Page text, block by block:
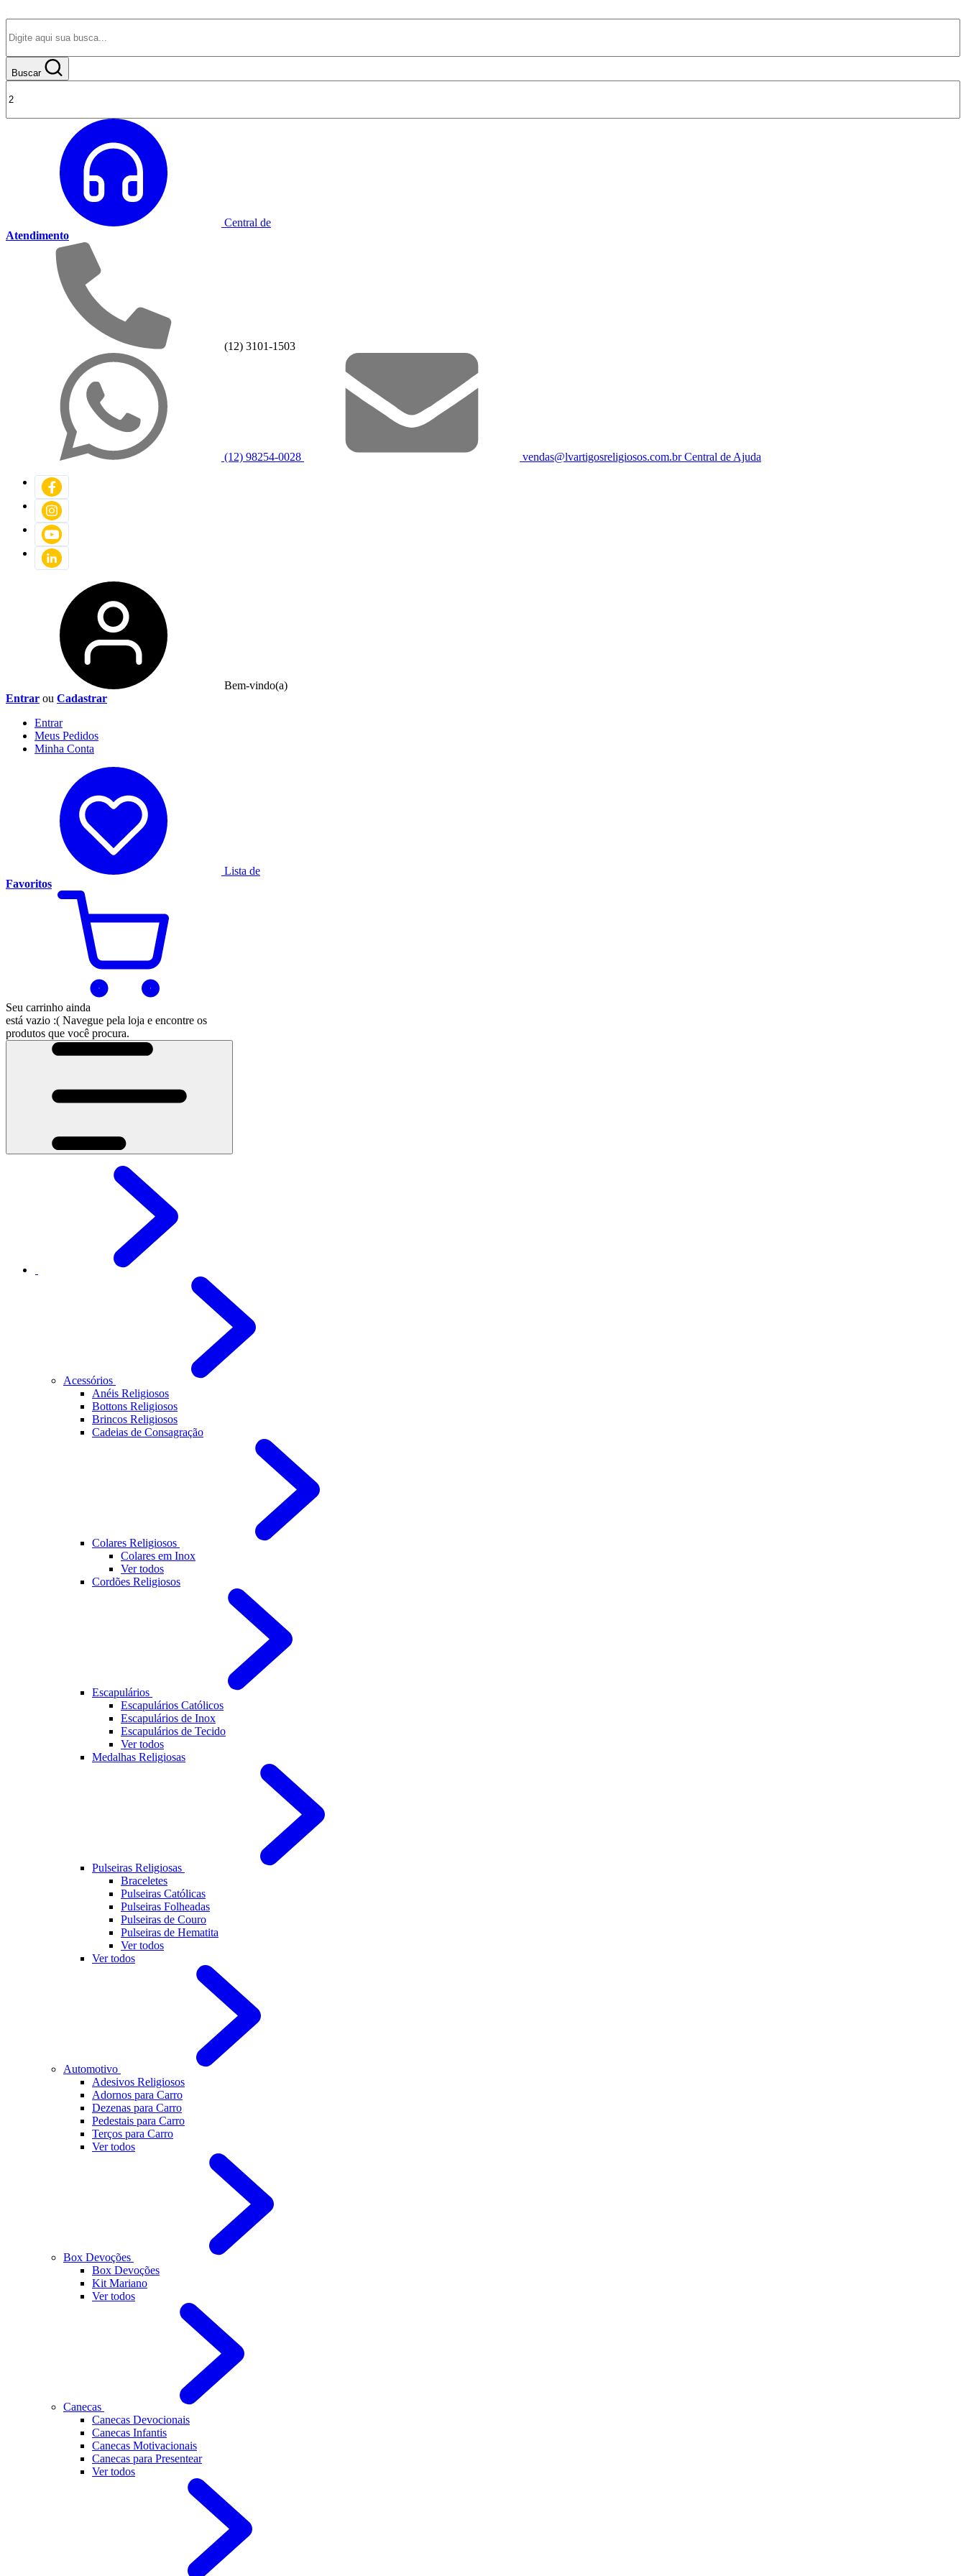
Buscar
Central de
Atendimento
(12) 3101-1503
(12) 98254-0028 vendas@lvartigosreligiosos.com.brCentral de Ajuda
Bem-vindo(a)
Entrar ou Cadastrar
Entrar
Meus Pedidos
Minha Conta
Lista de
Favoritos
Seu carrinho ainda
está vazio :( Navegue pela loja e encontre os
produtos que você procura.
Acessórios
Anéis Religiosos
Bottons Religiosos
Brincos Religiosos
Cadeias de Consagração
Colares Religiosos
Colares em Inox
Ver todos
Cordões Religiosos
Escapulários
Escapulários Católicos
Escapulários de Inox
Escapulários de Tecido
Ver todos
Medalhas Religiosas
Pulseiras Religiosas
Braceletes
Pulseiras Católicas
Pulseiras Folheadas
Pulseiras de Couro
Pulseiras de Hematita
Ver todos
Ver todos
Automotivo
Adesivos Religiosos
Adornos para Carro
Dezenas para Carro
Pedestais para Carro
Terços para Carro
Ver todos
Box Devoções
Box Devoções
Kit Mariano
Ver todos
Canecas
Canecas Devocionais
Canecas Infantis
Canecas Motivacionais
Canecas para Presentear
Ver todos